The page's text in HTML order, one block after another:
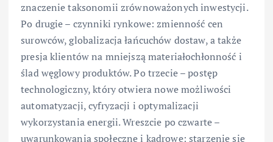
znaczenie taksonomii zrównoważonych inwestycji.
Po drugie – czynniki rynkowe: zmienność cen
surowców, globalizacja łańcuchów dostaw, a także
presja klientów na mniejszą materiałochłonność i
ślad węglowy produktów. Po trzecie – postęp
technologiczny, który otwiera nowe możliwości
automatyzacji, cyfryzacji i optymalizacji
wykorzystania energii. Wreszcie po czwarte –
uwarunkowania społeczne i kadrowe: starzenie się